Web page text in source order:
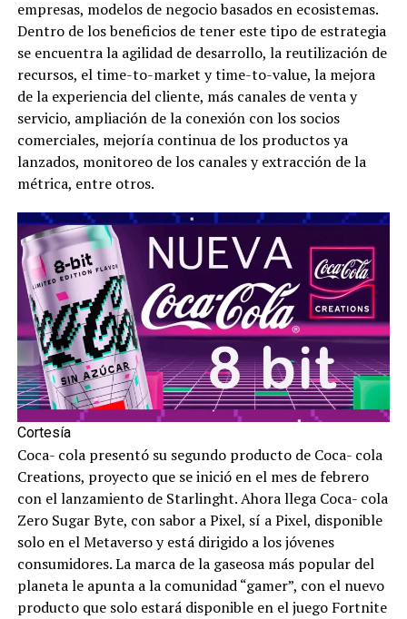
empresas, modelos de negocio basados en ecosistemas.
Dentro de los beneficios de tener este tipo de estrategia
se encuentra la agilidad de desarrollo, la reutilización de
recursos, el time-to-market y time-to-value, la mejora
de la experiencia del cliente, más canales de venta y
servicio, ampliación de la conexión con los socios
comerciales, mejoría continua de los productos ya
lanzados, monitoreo de los canales y extracción de la
métrica, entre otros.
Cortesía
Coca- cola presentó su segundo producto de Coca- cola
Creations, proyecto que se inició en el mes de febrero
con el lanzamiento de Starlinght. Ahora llega Coca- cola
Zero Sugar Byte, con sabor a Pixel, sí a Pixel, disponible
solo en el Metaverso y está dirigido a los jóvenes
consumidores. La marca de la gaseosa más popular del
planeta le apunta a la comunidad “gamer”, con el nuevo
producto que solo estará disponible en el juego Fortnite